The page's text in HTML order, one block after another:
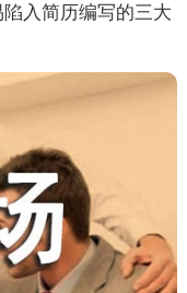
入简历编写的三大